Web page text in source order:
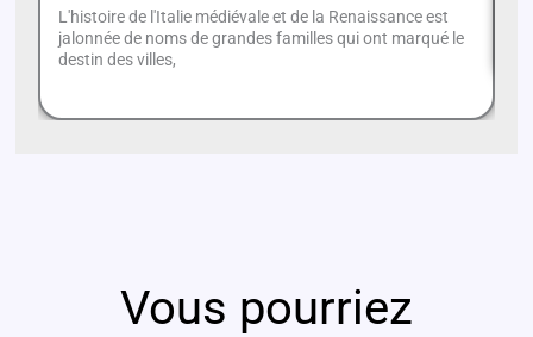
L'histoire de l'Italie médiévale et de la Renaissance est
jalonnée de noms de grandes familles qui ont marqué le
destin des villes,
Vous pourriez